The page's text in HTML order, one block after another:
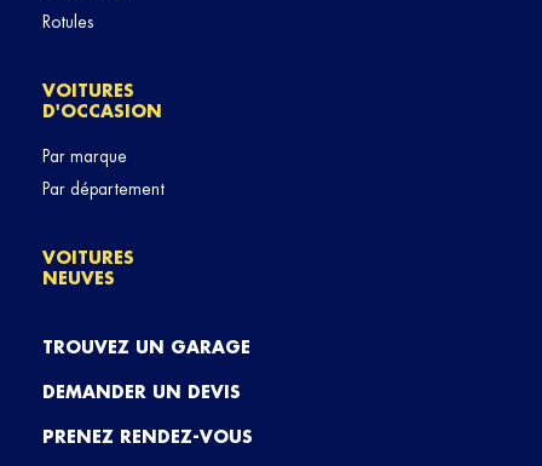
Rotules
VOITURES
D'OCCASION
Par marque
Par département
VOITURES
NEUVES
TROUVEZ UN GARAGE
DEMANDER UN DEVIS
PRENEZ RENDEZ-VOUS